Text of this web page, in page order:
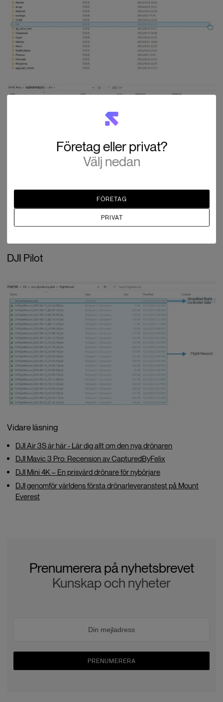
DJI Pilot
Vidare läsning
DJI Air 3S är här - Lär dig allt om den nya drönaren
DJI Mavic 3 Pro: Recension av CapturedByFelix
DJI Mini 4K – En prisvärd drönare för nybörjare
DJI genomför världens första drönarleveranstest på Mount
Everest
Prenumerera på nyhetsbrevet
Kunskap och nyheter
PRENUMERERA
Företag eller privat?
Välj nedan
FÖRETAG
PRIVAT